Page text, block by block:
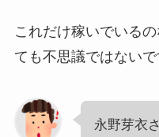
これだけ稼いでいる
ても不思議ではないで
永野芽衣